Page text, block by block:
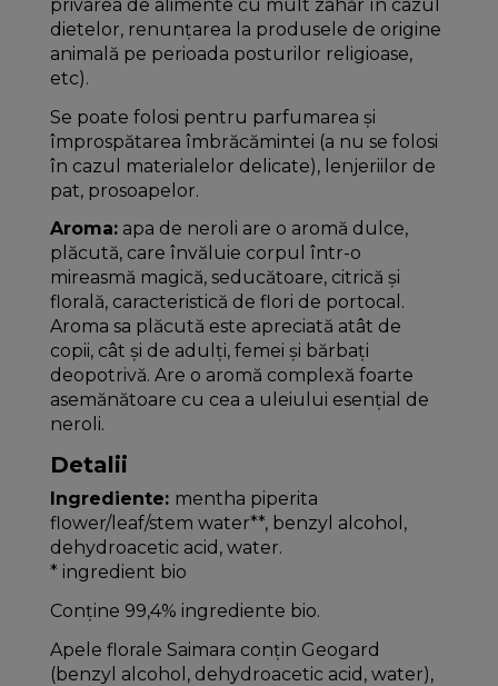
privarea de alimente cu mult zahăr în cazul
dietelor, renunţarea la produsele de origine
animală pe perioada posturilor religioase,
etc).
Se poate folosi pentru parfumarea și
împrospătarea îmbrăcămintei (a nu se folosi
în cazul materialelor delicate), lenjeriilor de
pat, prosoapelor.
Aroma:apa de neroli are o aromă dulce,
plăcută, care învăluie corpul într-o
mireasmă magică, seducătoare, citrică și
florală, caracteristică de flori de portocal.
Aroma sa plăcută este apreciată atât de
copii, cât și de adulți, femei și bărbați
deopotrivă. Are o aromă complexă foarte
asemănătoare cu cea a uleiului esențial de
neroli.
Detalii
Ingrediente: mentha piperita
flower/leaf/stem water**, benzyl alcohol,
dehydroacetic acid, water.
* ingredient bio
Conține 99,4% ingrediente bio.
Apele florale Saimara conțin Geogard
(benzyl alcohol, dehydroacetic acid, water),